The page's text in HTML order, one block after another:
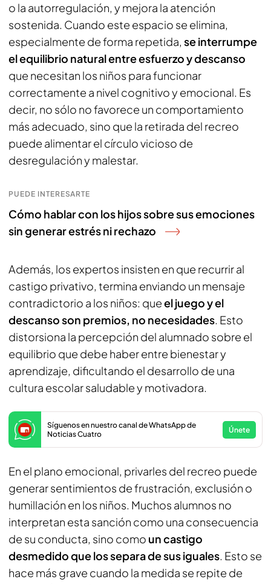
o la autorregulación, y mejora la atención
sostenida. Cuando este espacio se elimina,
especialmente de forma repetida, se interrumpe
el equilibrio natural entre esfuerzo y descanso
que necesitan los niños para funcionar
correctamente a nivel cognitivo y emocional. Es
decir, no sólo no favorece un comportamiento
más adecuado, sino que la retirada del recreo
puede alimentar el círculo vicioso de
desregulación y malestar.
PUEDE INTERESARTE
Cómo hablar con los hijos sobre sus emociones
sin generar estrés ni rechazo
Además, los expertos insisten en que recurrir al
castigo privativo, termina enviando un mensaje
contradictorio a los niños: queel juego y el
descanso son premios, no necesidades. Esto
distorsiona la percepción del alumnado sobre el
equilibrio que debe haber entre bienestar y
aprendizaje, dificultando el desarrollo de una
cultura escolar saludable y motivadora.
Síguenos en nuestro canal de WhatsApp de
Noticias Cuatro
Únete
En el plano emocional, privarles del recreo puede
generar sentimientos de frustración, exclusión o
humillación en los niños. Muchos alumnos no
interpretan esta sanción como una consecuencia
de su conducta, sino como un castigo
desmedido que los separa de sus iguales. Esto se
hace más grave cuando la medida se repite de